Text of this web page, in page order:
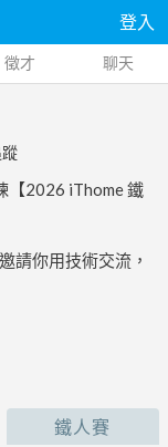
登入
徵才 聊天
【2026 iThome 鐵
請你用技術交流，
鐵人賽